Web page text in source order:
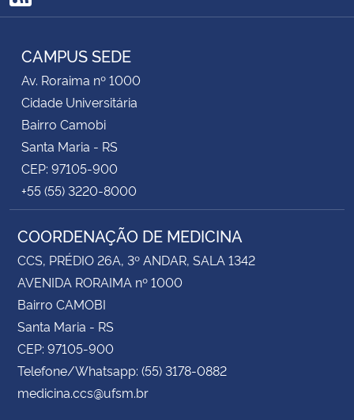
RSS
CAMPUS SEDE
Av. Roraima nº 1000
Cidade Universitária
Bairro Camobi
Santa Maria - RS
CEP: 97105-900
+55 (55) 3220-8000
COORDENAÇÃO DE MEDICINA
CCS, PRÉDIO 26A, 3º ANDAR, SALA 1342
AVENIDA RORAIMA nº 1000
Bairro CAMOBI
Santa Maria - RS
CEP: 97105-900
Telefone/Whatsapp: (55) 3178-0882
medicina.ccs@ufsm.br